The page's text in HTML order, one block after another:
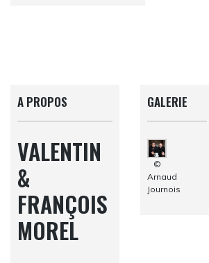
A PROPOS
VALENTIN
&
FRANÇOIS
MOREL
GALERIE
©
Arnaud
Journois